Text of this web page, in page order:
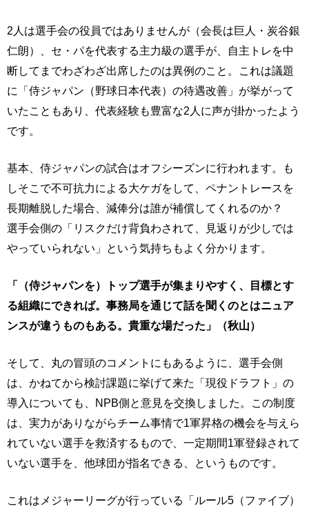
2人は選手会の役員ではありませんが（会長は巨人・炭谷銀
仁朗）、セ・パを代表する主力級の選手が、自主トレを中
断してまでわざわざ出席したのは異例のこと。これは議題
に「侍ジャパン（野球日本代表）の待遇改善」が挙がって
いたこともあり、代表経験も豊富な2人に声が掛かったよう
です。
基本、侍ジャパンの試合はオフシーズンに行われます。も
しそこで不可抗力による大ケガをして、ペナントレースを
長期離脱した場合、減俸分は誰が補償してくれるのか？
選手会側の「リスクだけ背負わされて、見返りが少しでは
やっていられない」という気持ちもよく分かります。
「（侍ジャパンを）トップ選手が集まりやすく、目標とす
る組織にできれば。事務局を通じて話を聞くのとはニュア
ンスが違うものもある。貴重な場だった」（秋山）
そして、丸の冒頭のコメントにもあるように、選手会側
は、かねてから検討課題に挙げて来た「現役ドラフト」の
導入についても、NPB側と意見を交換しました。この制度
は、実力がありながらチーム事情で1軍昇格の機会を与えら
れていない選手を救済するもので、一定期間1軍登録されて
いない選手を、他球団が指名できる、というものです。
これはメジャーリーグが行っている「ルール5（ファイブ）